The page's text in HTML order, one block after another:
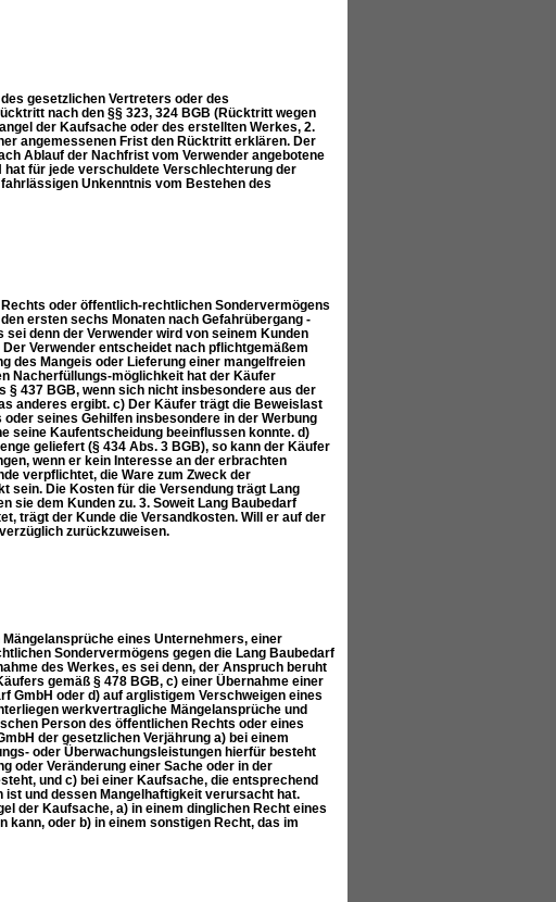
gesetzlichen Vertreters oder des
nach den §§ 323, 324 BGB (Rücktritt wegen
der Kaufsache oder des erstellten Werkes, 2.
angemessenen Frist den Rücktritt erklären. Der
Ablauf der Nachfrist vom Verwender angebotene
für jede verschuldete Verschlechterung der
Unkenntnis vom Bestehen des
oder öffentlich-rechtlichen Sondervermögens
ersten sechs Monaten nach Gefahrübergang -
denn der Verwender wird von seinem Kunden
Verwender entscheidet nach pflichtgemäßem
des Mangeis oder Lieferung einer mangelfreien
Nacherfüllungs-möglichkeit hat der Käufer
437 BGB, wenn sich nicht insbesondere aus der
anderes ergibt. c) Der Käufer trägt die Beweislast
seines Gehilfen insbesondere in der Werbung
seine Kaufentscheidung beeinflussen konnte. d)
geliefert (§ 434 Abs. 3 BGB), so kann der Käufer
wenn er kein Interesse an der erbrachten
verpflichtet, die Ware zum Zweck der
sein. Die Kosten für die Versendung trägt Lang
sie dem Kunden zu. 3. Soweit Lang Baubedarf
trägt der Kunde die Versandkosten. Will er auf der
zurückzuweisen.
eines Unternehmers, einer
Sondervermögens gegen die Lang Baubedarf
des Werkes, es sei denn, der Anspruch beruht
gemäß § 478 BGB, c) einer Übernahme einer
GmbH oder d) auf arglistigem Verschweigen eines
werkvertragliche Mängelansprüche und
Person des öffentlichen Rechts oder eines
der gesetzlichen Verjährung a) bei einem
oder Überwachungsleistungen hierfür besteht
oder Veränderung einer Sache oder in der
und c) bei einer Kaufsache, die entsprechend
und dessen Mangelhaftigkeit verursacht hat.
der Kaufsache, a) in einem dinglichen Recht eines
oder b) in einem sonstigen Recht, das im